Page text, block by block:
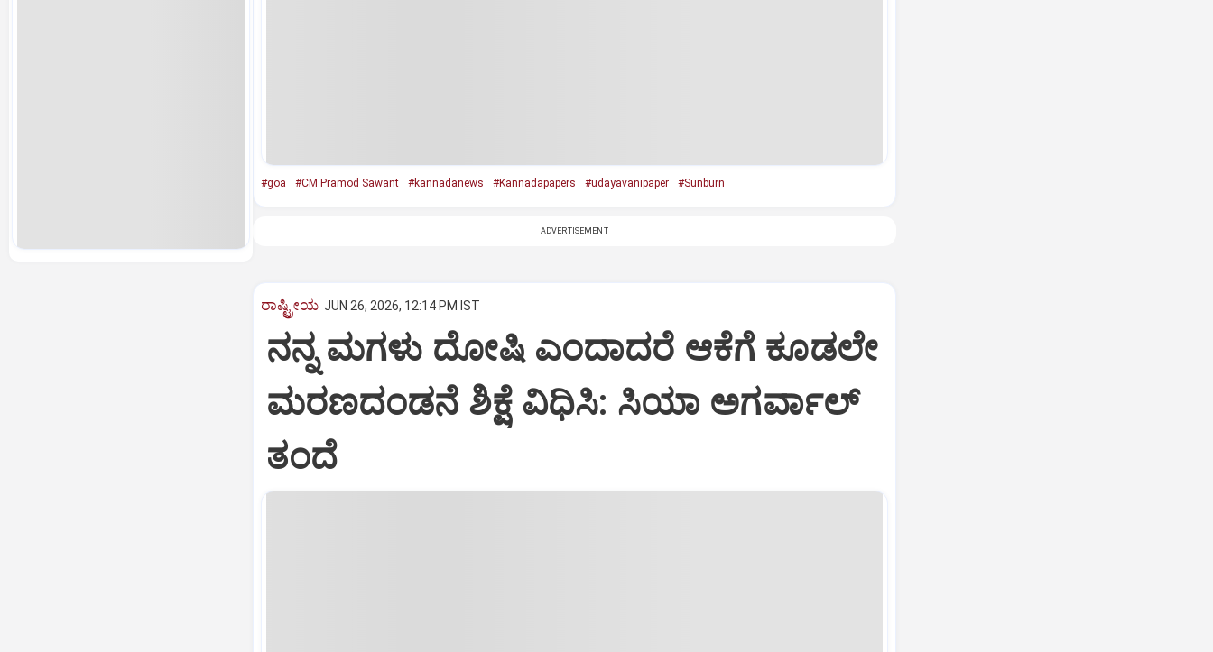
#goa #CM Pramod Sawant #kannadanews #Kannadapapers #udayavanipaper #Sunburn
ADVERTISEMENT
ರಾಷ್ಟ್ರೀಯ JUN 26, 2026, 12:14 PM IST
ನನ್ನ ಮಗಳು ದೋಷಿ ಎಂದಾದರೆ ಆಕೆಗೆ ಕೂಡಲೇ
ಮರಣದಂಡನೆ ಶಿಕ್ಷೆ ವಿಧಿಸಿ: ಸಿಯಾ ಅಗರ್ವಾಲ್‌
ತಂದೆ